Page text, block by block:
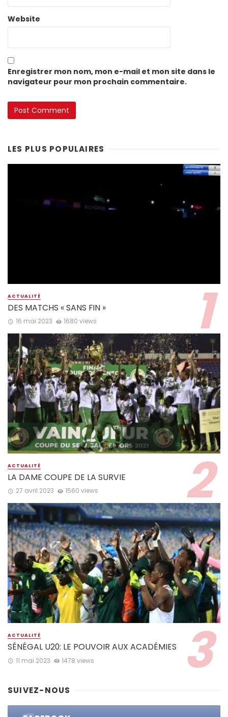
Website
Enregistrer mon nom, mon e-mail et mon site dans le
navigateur pour mon prochain commentaire.
LES PLUS POPULAIRES
ACTUALITÉ
DES MATCHS « SANS FIN »
16 mai 2023 1680 views
ACTUALITÉ
LA DAME COUPE DE LA SURVIE
27 avril 2023 1560 views
ACTUALITÉ
SÉNÉGAL U20: LE POUVOIR AUX ACADÉMIES
11 mai 2023 1478 views
SUIVEZ-NOUS